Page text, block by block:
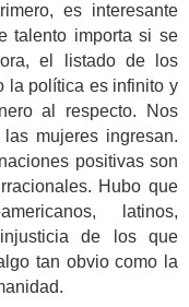
es interesante
talento importa si se
el listado de los
la política es infinito y
al respecto. Nos
mujeres ingresan.
positivas son
Hubo que
latinos,
de los que
tan obvio como la